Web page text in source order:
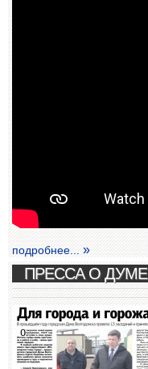
подробнее...
ПРЕССА О ДУМЕ